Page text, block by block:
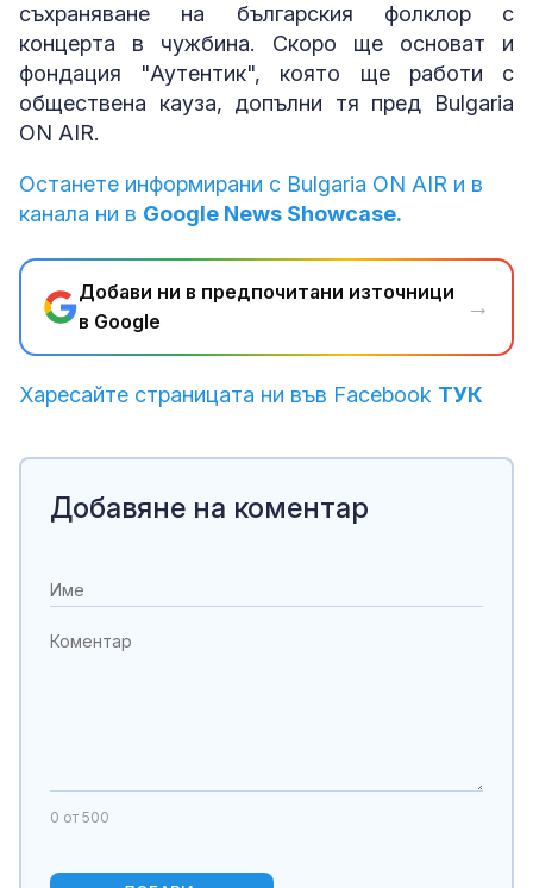
съхраняване на българския фолклор с
концерта в чужбина. Скоро ще основат и
фондация "Аутентик", която ще работи с
обществена кауза, допълни тя пред Bulgaria
ON AIR.
Останете информирани с Bulgaria ON AIR и в
канала ни в Google News Showcase.
Добави ни в предпочитани източници
в Google
→
Харесайте страницата ни във Facebook ТУК
Добавяне на коментар
0 от 500